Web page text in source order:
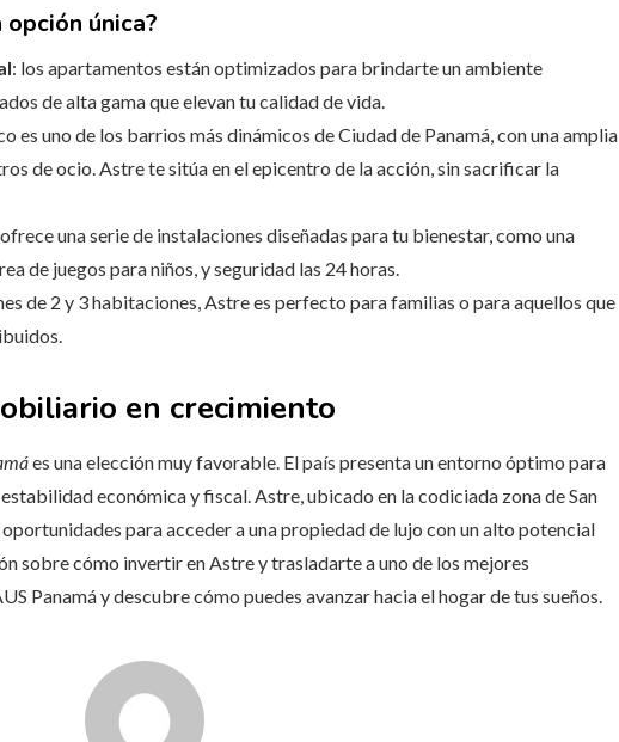
única?
: los apartamentos están optimizados para brindarte un ambiente
de alta gama que elevan tu calidad de vida.
es uno de los barrios más dinámicos de Ciudad de Panamá, con una amplia
de ocio. Astre te sitúa en el epicentro de la acción, sin sacrificar la
una serie de instalaciones diseñadas para tu bienestar, como una
de juegos para niños, y seguridad las 24 horas.
de 2 y 3 habitaciones, Astre es perfecto para familias o para aquellos que
en crecimiento
es una elección muy favorable. El país presenta un entorno óptimo para
económica y fiscal. Astre, ubicado en la codiciada zona de San
para acceder a una propiedad de lujo con un alto potencial
sobre cómo invertir en Astre y trasladarte a uno de los mejores
Panamá y descubre cómo puedes avanzar hacia el hogar de tus sueños.